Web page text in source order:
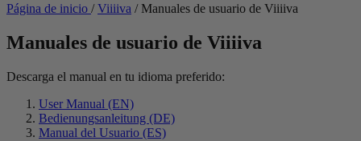
Página de inicio / Viiiiva / Manuales de usuario de Viiiiva
Manuales de usuario de Viiiiva
Descarga el manual en tu idioma preferido:
User Manual (EN)
Bedienungsanleitung (DE)
Manual del Usuario (ES)